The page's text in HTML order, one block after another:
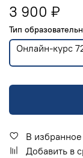
3 900 ₽
Тип
Онлайн-курс
В избранное
Добавить в